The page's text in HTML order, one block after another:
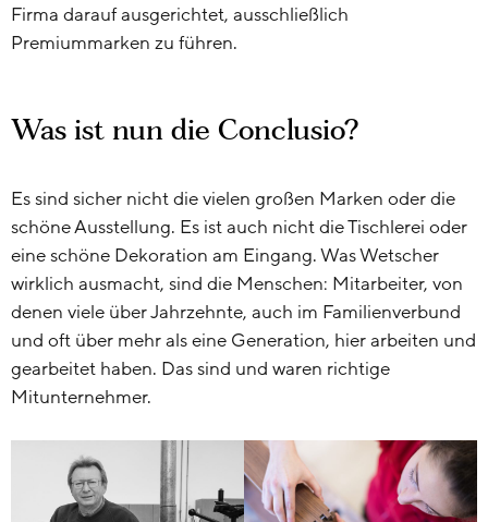
Firma darauf ausgerichtet, ausschließlich
Premiummarken zu führen.
Was ist nun die Conclusio?
Es sind sicher nicht die vielen großen Marken oder die
schöne Ausstellung. Es ist auch nicht die Tischlerei oder
eine schöne Dekoration am Eingang. Was Wetscher
wirklich ausmacht, sind die Menschen: Mitarbeiter, von
denen viele über Jahrzehnte, auch im Familienverbund
und oft über mehr als eine Generation, hier arbeiten und
gearbeitet haben. Das sind und waren richtige
Mitunternehmer.